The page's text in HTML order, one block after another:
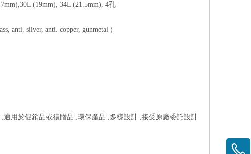
(19mm), 34L (21.5mm), 4孔
anti. silver, anti. copper, gunmetal )
用於促銷品或禮贈品 ,環保產品 ,多樣設計 ,接受原廠委託設計